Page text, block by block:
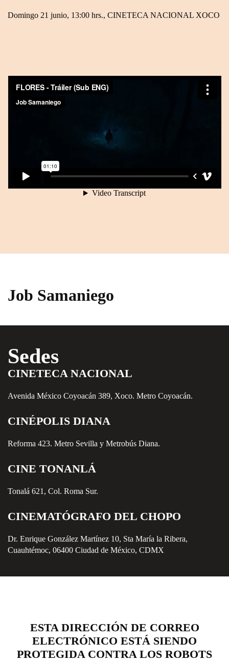
Domingo 21 junio, 13:00 hrs., CINETECA NACIONAL XOCO
Job Samaniego
Sedes
CINETECA NACIONAL
Avenida México Coyoacán 389, Xoco. Metro Coyoacán.
CINÉPOLIS DIANA
Reforma 423. Metro Sevilla y Metrobús Diana.
CINE TONANLÁ
Tonalá 621, Col. Roma Sur.
CINEMATÓGRAFO DEL CHOPO
Dr. Enrique González Martínez 10, Sta María la Ribera,
Cuauhtémoc, 06400 Ciudad de México, CDMX
ESTA DIRECCIÓN DE CORREO
ELECTRÓNICO ESTÁ SIENDO
PROTEGIDA CONTRA LOS ROBOTS